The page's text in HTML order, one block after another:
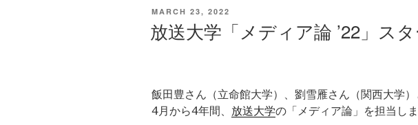
Forum
さ
そ
POSTED
MARCH 23, 2022
放送大学「メディア論 ’22」スタ
飯田豊さん（立命館大学）、劉雪雁さん（関西大学
4月から4年間、 放送大学の「メディア論」を担当しま